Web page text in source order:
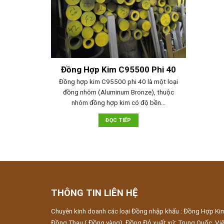
Đồng Hợp Kim C95500 Phi 40
Đồng hợp kim C95500 phi 40 là một loại
đồng nhôm (Aluminum Bronze), thuộc
nhóm đồng hợp kim có độ bền…
ĐỌC TIẾP
THÔNG TIN LIÊN HỆ
Chuyên kinh doanh các loại Đồng nhập khẩu : Đồng Hợp